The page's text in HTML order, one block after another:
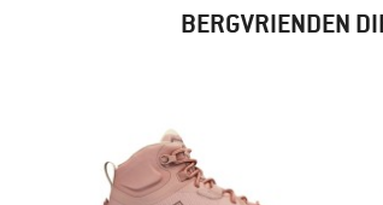
BERGVRIENDEN